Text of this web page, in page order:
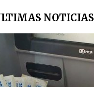
NOTICIAS